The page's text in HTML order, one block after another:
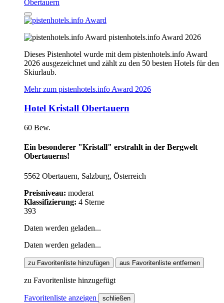
pistenhotels.info Award 2026
Dieses Pistenhotel wurde mit dem pistenhotels.info Award
2026 ausgezeichnet und zählt zu den 50 besten Hotels für den
Skiurlaub.
Mehr zum pistenhotels.info Award 2026
Hotel Kristall Obertauern
60 Bew.
Ein besonderer "Kristall" erstrahlt in der Bergwelt
Obertauerns!
5562 Obertauern, Salzburg, Österreich
Preisniveau: moderat
Klassifizierung: 4 Sterne
393
Daten werden geladen...
Daten werden geladen...
zu Favoritenliste hinzufügen aus Favoritenliste entfernen
zu Favoritenliste hinzugefügt
Favoritenliste anzeigen schließen